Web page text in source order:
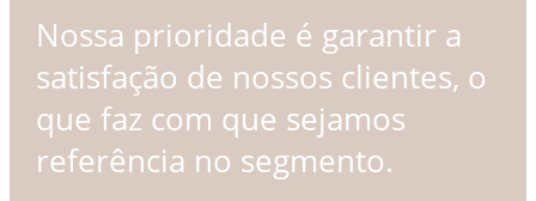
Nossa prioridade é garantir a
satisfação de nossos clientes, o
que faz com que sejamos
referência no segmento.